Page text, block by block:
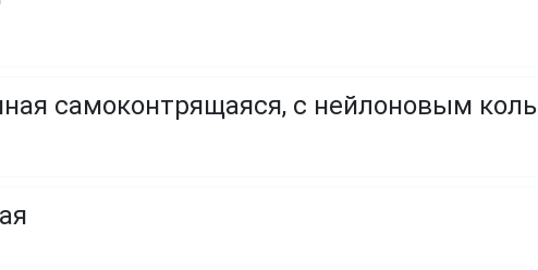
самоконтрящаяся, с нейлоновым